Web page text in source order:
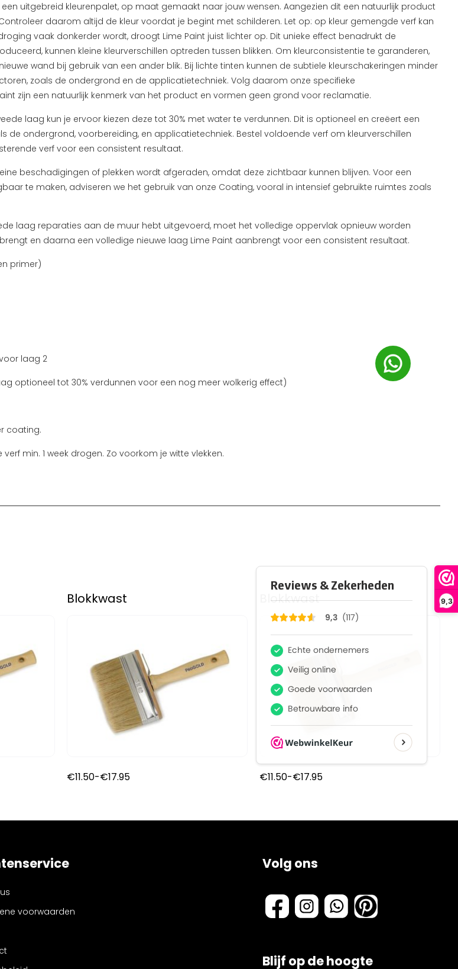
9,3
een uitgebreid kleurenpalet, op maat gemaakt naar jouw wensen. Aangezien dit een natuurlijk product
daarom altijd de kleur voordat je begint met schilderen. Let op: op kleur gemengde verf kan
vaak donkerder wordt, droogt Lime Paint juist lichter op. Dit unieke effect benadrukt de
kunnen kleine kleurverschillen optreden tussen blikken. Om kleurconsistentie te garanderen,
wand bij gebruik van een ander blik. Bij lichte tinten kunnen de subtiele kleurschakeringen minder
zoals de ondergrond en de applicatietechniek. Volg daarom onze specifieke
zijn een natuurlijk kenmerk van het product en vormen geen grond voor reclamatie.
laag kun je ervoor kiezen deze tot 30% met water te verdunnen. Dit is optioneel en creëert een
de ondergrond, voorbereiding, en applicatietechniek. Bestel voldoende verf om kleurverschillen
verf voor een consistent resultaat.
beschadigingen of plekken wordt afgeraden, omdat deze zichtbaar kunnen blijven. Voor een
te maken, adviseren we het gebruik van onze Coating, vooral in intensief gebruikte ruimtes zoals
laag reparaties aan de muur hebt uitgevoerd, moet het volledige oppervlak opnieuw worden
en daarna een volledige nieuwe laag Lime Paint aanbrengt voor een consistent resultaat.
primer)
laag 2
optioneel tot 30% verdunnen voor een nog meer wolkerig effect)
coating.
min. 1 week drogen. Zo voorkom je witte vlekken.
Blokkwast
€11.50-€17.95Prijsklasse:
Blokkwast
€11.50-€17.95Prijsklasse:
voorwaarden
Volg ons
Blijf op de hoogte